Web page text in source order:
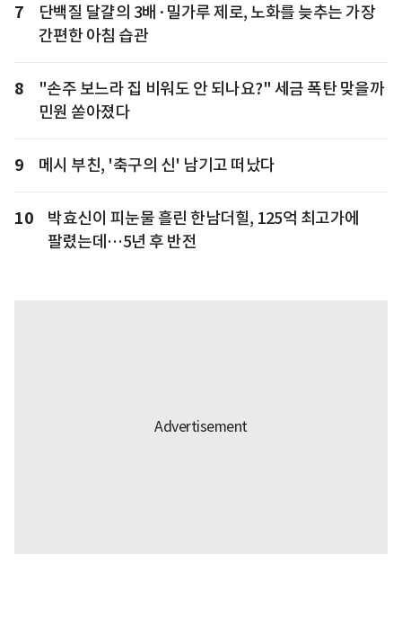
7
단백질 달걀의 3배·밀가루 제로, 노화를 늦추는 가장
간편한 아침 습관
8
"손주 보느라 집 비워도 안 되나요?" 세금 폭탄 맞을까
민원 쏟아졌다
9 메시 부친, '축구의 신' 남기고 떠났다
10
박효신이 피눈물 흘린 한남더힐, 125억 최고가에
팔렸는데…5년 후 반전